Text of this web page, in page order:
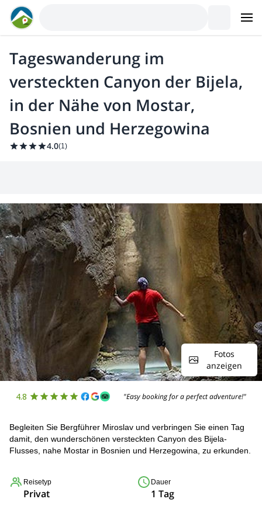
Tageswanderung im
versteckten Canyon der Bijela,
in der Nähe von Mostar,
Bosnien und Herzegowina
4.0(1)
Fotos
anzeigen
4.8 "Easy booking for a perfect adventure!"
Begleiten Sie Bergführer Miroslav und verbringen Sie einen Tag
damit, den wunderschönen versteckten Canyon des Bijela-
Flusses, nahe Mostar in Bosnien und Herzegowina, zu erkunden.
Reisetyp
Privat
Dauer
1 Tag